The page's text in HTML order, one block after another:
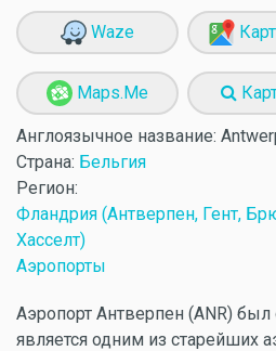
Waze
Maps.Me
Англоязычное название:
Страна: Бельгия
Регион:
Фландрия (Антверпен, Гент,
Хасселт)
Аэропорты
Аэропорт Антверпен (ANR)
является одним из старейших